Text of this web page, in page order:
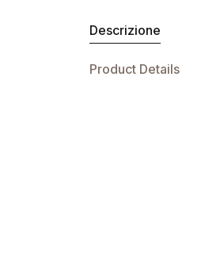
Descrizione
Product Details